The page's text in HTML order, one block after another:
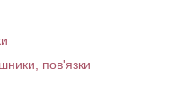
пов'язки